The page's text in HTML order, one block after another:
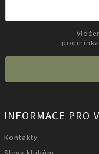
INFORMACE PRO
Kontakty